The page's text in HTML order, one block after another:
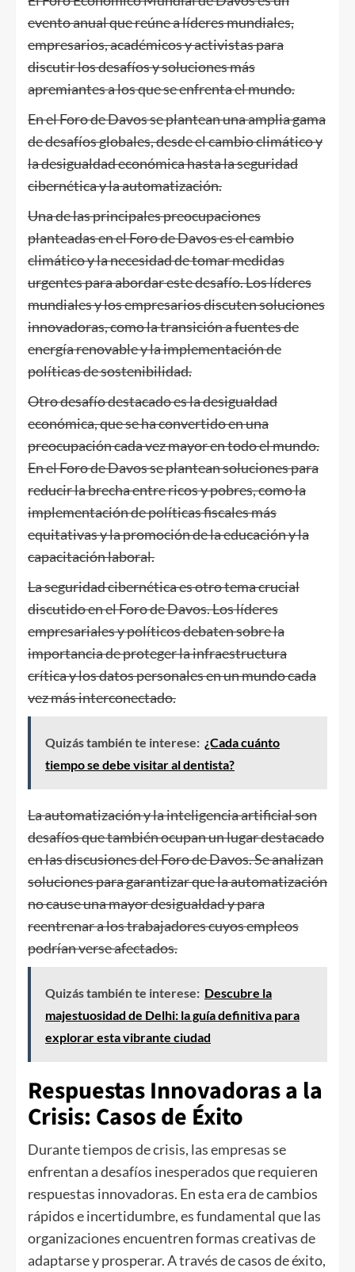
evento anual que reúne a líderes mundiales,
empresarios, académicos y activistas para
discutir los desafíos y soluciones más
apremiantes a los que se enfrenta el mundo.
En el Foro de Davos se plantean una amplia gama
de desafíos globales, desde el cambio climático y
la desigualdad económica hasta la seguridad
cibernética y la automatización.
Una de las principales preocupaciones
planteadas en el Foro de Davos es el cambio
climático y la necesidad de tomar medidas
urgentes para abordar este desafío. Los líderes
mundiales y los empresarios discuten soluciones
innovadoras, como la transición a fuentes de
energía renovable y la implementación de
políticas de sostenibilidad.
Otro desafío destacado es la desigualdad
económica, que se ha convertido en una
preocupación cada vez mayor en todo el mundo.
En el Foro de Davos se plantean soluciones para
reducir la brecha entre ricos y pobres, como la
implementación de políticas fiscales más
equitativas y la promoción de la educación y la
capacitación laboral.
La seguridad cibernética es otro tema crucial
discutido en el Foro de Davos. Los líderes
empresariales y políticos debaten sobre la
importancia de proteger la infraestructura
crítica y los datos personales en un mundo cada
vez más interconectado.
Quizás también te interese: ¿Cada cuánto
tiempo se debe visitar al dentista?
La automatización y la inteligencia artificial son
desafíos que también ocupan un lugar destacado
en las discusiones del Foro de Davos. Se analizan
soluciones para garantizar que la automatización
no cause una mayor desigualdad y para
reentrenar a los trabajadores cuyos empleos
podrían verse afectados.
Quizás también te interese: Descubre la
majestuosidad de Delhi: la guía definitiva para
explorar esta vibrante ciudad
Respuestas Innovadoras a la
Crisis: Casos de Éxito
Durante tiempos de crisis, las empresas se
enfrentan a desafíos inesperados que requieren
respuestas innovadoras. En esta era de cambios
rápidos e incertidumbre, es fundamental que las
organizaciones encuentren formas creativas de
adaptarse y prosperar. A través de casos de éxito,